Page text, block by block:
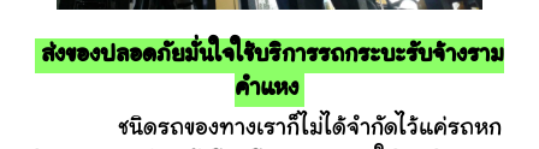
ส่งของปลอดภัยมั่นใจใช้บริการรถกระบะรับจ้างราม
คําแหง
ชนิดรถของทางเราก็ไม่ได้จำกัดไว้แค่รถหก